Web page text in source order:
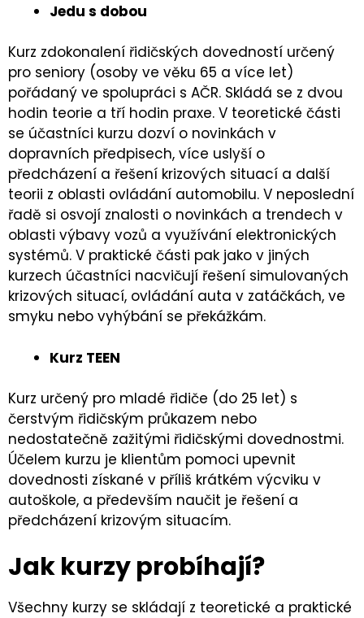
Jedu s dobou
Kurz zdokonalení řidičských dovedností určený
pro seniory (osoby ve věku 65 a více let)
pořádaný ve spolupráci s AČR. Skládá se z dvou
hodin teorie a tří hodin praxe. V teoretické části
se účastníci kurzu dozví o novinkách v
dopravních předpisech, více uslyší o
předcházení a řešení krizových situací a další
teorii z oblasti ovládání automobilu. V neposlední
řadě si osvojí znalosti o novinkách a trendech v
oblasti výbavy vozů a využívání elektronických
systémů. V praktické části pak jako v jiných
kurzech účastníci nacvičují řešení simulovaných
krizových situací, ovládání auta v zatáčkách, ve
smyku nebo vyhýbání se překážkám.
Kurz TEEN
Kurz určený pro mladé řidiče (do 25 let) s
čerstvým řidičským průkazem nebo
nedostatečně zažitými řidičskými dovednostmi.
Účelem kurzu je klientům pomoci upevnit
dovednosti získané v příliš krátkém výcviku v
autoškole, a především naučit je řešení a
předcházení krizovým situacím.
Jak kurzy probíhají?
Všechny kurzy se skládají z teoretické a praktické